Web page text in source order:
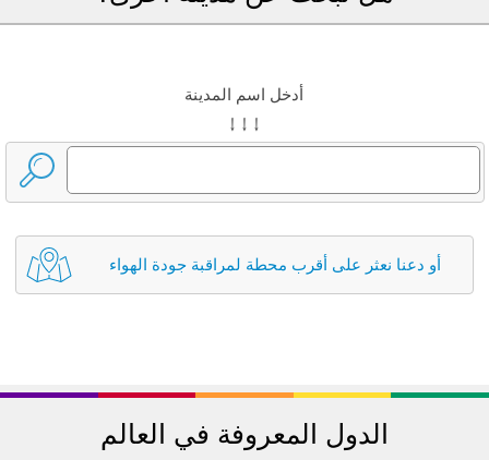
أدخل اسم المدينة
↓ ↓ ↓
أو دعنا نعثر على أقرب محطة لمراقبة جودة الهواء
الدول المعروفة في العالم